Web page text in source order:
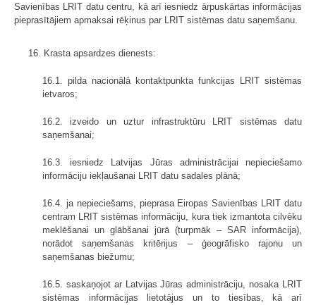
Savienības LRIT datu centru, kā arī iesniedz ārpuskārtas informācijas
pieprasītājiem apmaksai rēķinus par LRIT sistēmas datu saņemšanu.
16. Krasta apsardzes dienests:
16.1. pilda nacionālā kontaktpunkta funkcijas LRIT sistēmas
ietvaros;
16.2. izveido un uztur infrastruktūru LRIT sistēmas datu
saņemšanai;
16.3. iesniedz Latvijas Jūras administrācijai nepieciešamo
informāciju iekļaušanai LRIT datu sadales plānā;
16.4. ja nepieciešams, pieprasa Eiropas Savienības LRIT datu
centram LRIT sistēmas informāciju, kura tiek izmantota cilvēku
meklēšanai un glābšanai jūrā (turpmāk – SAR informācija),
norādot saņemšanas kritērijus – ģeogrāfisko rajonu un
saņemšanas biežumu;
16.5. saskaņojot ar Latvijas Jūras administrāciju, nosaka LRIT
sistēmas informācijas lietotājus un to tiesības, kā arī